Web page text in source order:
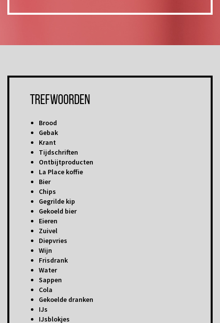
Trefwoorden
Brood
Gebak
Krant
Tijdschriften
Ontbijtproducten
La Place koffie
Bier
Chips
Gegrilde kip
Gekoeld bier
Eieren
Zuivel
Diepvries
Wijn
Frisdrank
Water
Sappen
Cola
Gekoelde dranken
IJs
IJsblokjes